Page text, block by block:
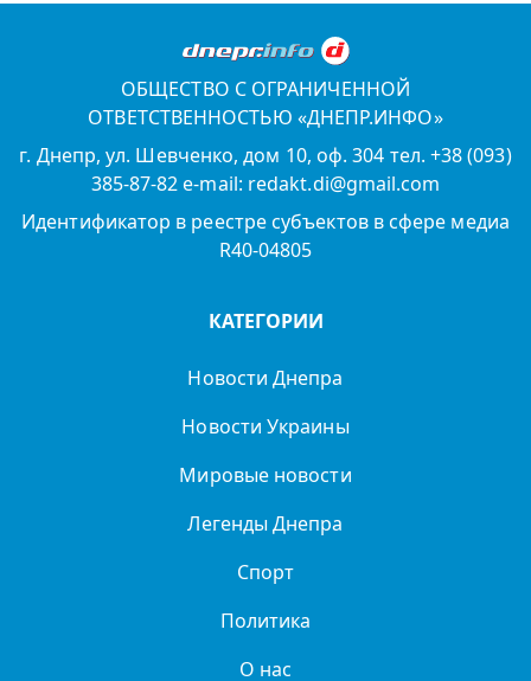
ОБЩЕСТВО С ОГРАНИЧЕННОЙ
ОТВЕТСТВЕННОСТЬЮ «ДНЕПР.ИНФО»
г. Днепр, ул. Шевченко, дом 10, оф. 304 тел. +38 (093)
385-87-82 e-mail: redakt.di@gmail.com
Идентификатор в реестре субъектов в сфере медиа
R40-04805
КАТЕГОРИИ
Новости Днепра
Новости Украины
Мировые новости
Легенды Днепра
Спорт
Политика
О нас